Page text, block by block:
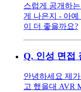
스럽게 공개하
게 나은지 - 아
이 더 좋을까요?
Q. 인성 면접
안녕하세요 제
고 했을대 AVR